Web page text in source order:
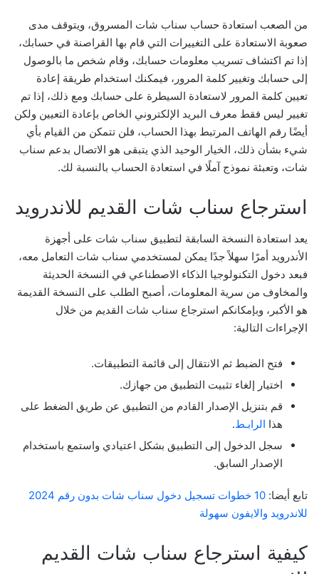
من الصعب استعادة حساب سناب شات المسروق، ويتوقف مدى
صعوبة الاستعادة على التغييرات التي قام بها القراصنة في حسابك،
إذا تم اكتشاف تسريب معلومات حسابك، وقام شخص ما بالوصول
إلى حسابك وتغيير كلمة المرور، فيمكنك استخدام طريقة إعادة
تعيين كلمة المرور لاستعادة السيطرة على حسابك ومع ذلك، إذا تم
تغيير ليس فقط معرف البريد الإلكتروني الخاص بإعادة التعيين ولكن
أيضًا رقم الهاتف المرتبط بهذا الحساب، فلن تتمكن من القيام بأي
شيء بشأن ذلك، الخيار الوحيد الذي يتبقى هو الاتصال بدعم سناب
شات، وتعبئة نموذج آملًا في استعادة الحساب بالنسبة لك.
استرجاع سناب شات القديم للاندرويد
يعد استعادة النسخة السابقة لتطبيق سناب شات على أجهزة
الأندرويد أمرًا سهلاً جدًا يمكن لمستخدمي سناب شات التعامل معه،
فبعد دخول التكنولوجيا الذكاء الاصطناعي في النسخة الحديثة
والمخاوف من سرية المعلومات، أصبح الطلب على النسخة القديمة
هو الأكبر، وبإمكانكم استرجاع سناب شات القديم من خلال
الإجراءات التالية:
فتح الضبط ثم الانتقال إلى قائمة التطبيقات.
اختيار إلغاء تثبيت التطبيق من جهازك.
قم بتنزيل الإصدار القادم من التطبيق عن طريق الضغط على
هذا الرابـط.
سجل الدخول إلى التطبيق بشكل اعتيادي واستمع باستخدام
الإصدار السابق.
تابع أيضا:
10 خطوات تسجيل دخول سناب شات بدون رقم 2024
للاندرويد والايفون سهولة
كيفية استرجاع سناب شات القديم